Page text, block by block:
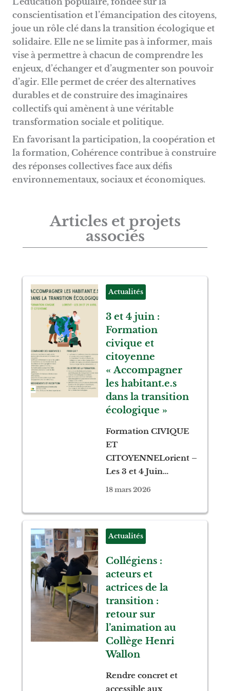
conscientisation et l’émancipation des citoyens,
joue un rôle clé dans la transition écologique et
solidaire. Elle ne se limite pas à informer, mais
vise à permettre à chacun de comprendre les
enjeux, d’échanger et d’augmenter son pouvoir
d’agir. Elle permet de créer des alternatives
durables et de construire des imaginaires
collectifs qui amènent à une véritable
transformation sociale et politique.
En favorisant la participation, la coopération et
la formation, Cohérence contribue à construire
des réponses collectives face aux défis
environnementaux, sociaux et économiques.
Articles et projets
associés
3 et 4 juin :
Formation
civique et
citoyenne
« Accompagner
les habitant.e.s
dans la transition
écologique »
Actualités
Formation CIVIQUE
ET
CITOYENNELorient –
Les 3 et 4 Juin…
18 mars 2026
Collégiens :
acteurs et
actrices de la
transition :
retour sur
l’animation au
Collège Henri
Wallon
Actualités
Rendre concret et
accessible aux